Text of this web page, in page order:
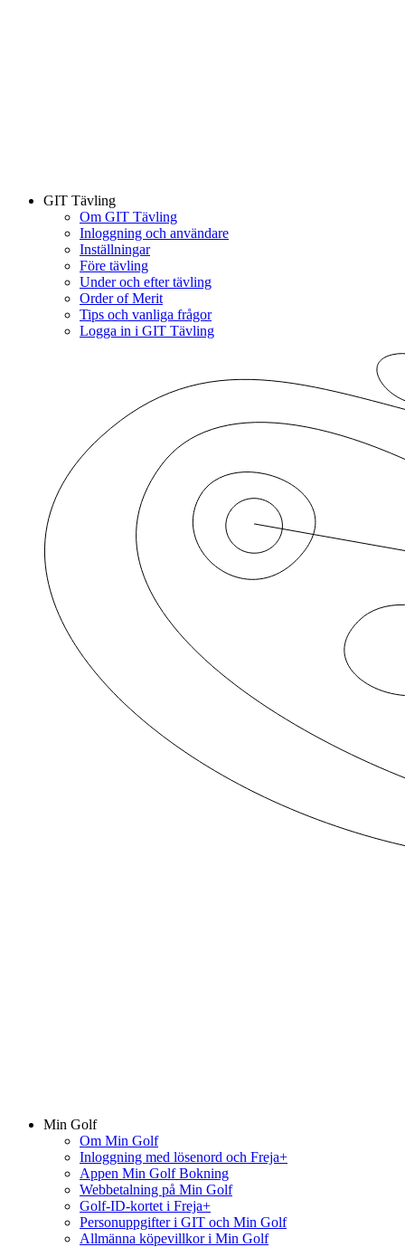
GIT Tävling
Om GIT Tävling
Inloggning och användare
Inställningar
Före tävling
Under och efter tävling
Order of Merit
Tips och vanliga frågor
Logga in i GIT Tävling
Min Golf
Om Min Golf
Inloggning med lösenord och Freja+
Appen Min Golf Bokning
Webbetalning på Min Golf
Golf-ID-kortet i Freja+
Personuppgifter i GIT och Min Golf
Allmänna köpevillkor i Min Golf